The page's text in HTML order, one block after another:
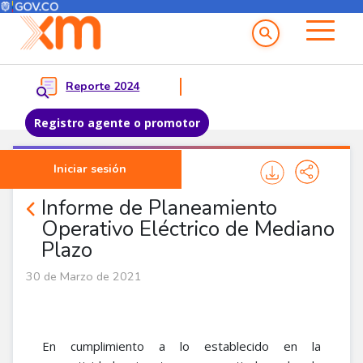
Pasar al contenido principal
Menú del Usuario
Reporte 2024
Registro agente o promotor
Iniciar sesión
Menu principal
Informe de Planeamiento
Operativo Eléctrico de Mediano
Plazo
Noticias Agentes
30 de Marzo de 2021
En cumplimiento a lo establecido en la